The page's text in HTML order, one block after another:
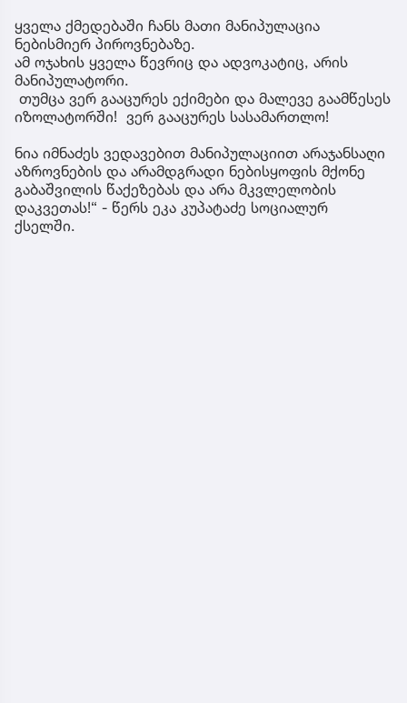
ყველა ქმედებაში ჩანს მათი მანიპულაცია
ნებისმიერ პიროვნებაზე.
ამ ოჯახის ყველა წევრიც და ადვოკატიც, არის
მანიპულატორი.
თუმცა ვერ გააცურეს ექიმები და მალევე გაამწესეს
იზოლატორში! ვერ გააცურეს სასამართლო!
ნია იმნაძეს ვედავებით მანიპულაციით არაჯანსაღი
აზროვნების და არამდგრადი ნებისყოფის მქონე
გაბაშვილის წაქეზებას და არა მკვლელობის
დაკვეთას!“ - წერს ეკა კუპატაძე სოციალურ
ქსელში.